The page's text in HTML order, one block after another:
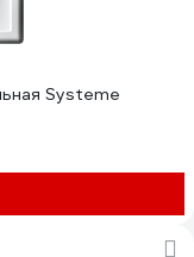
Systeme